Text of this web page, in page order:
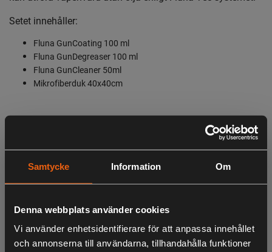
Samtycke Information Om
Denna webbplats använder cookies
Vi använder enhetsidentifierare för att anpassa innehållet
och annonserna till användarna, tillhandahålla funktioner
Setet innehåller:
Fluna GunCoating 100 ml
Fluna GunDegreaser 100 ml
Fluna GunCleaner 50ml
Mikrofiberduk 40x40cm
LIKNANDE PRODUKTER
KÖPS OFTA TILLSAMMANS